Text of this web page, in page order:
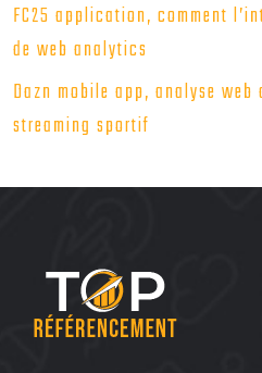
FC25 application, comment
de web analytics
Dazn mobile app, analyse
streaming sportif